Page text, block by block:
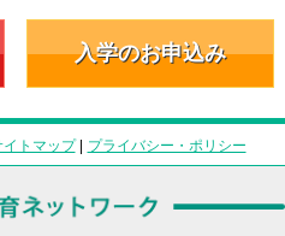
入学のお申込み
イトマップ| プライバシー・ポリシー